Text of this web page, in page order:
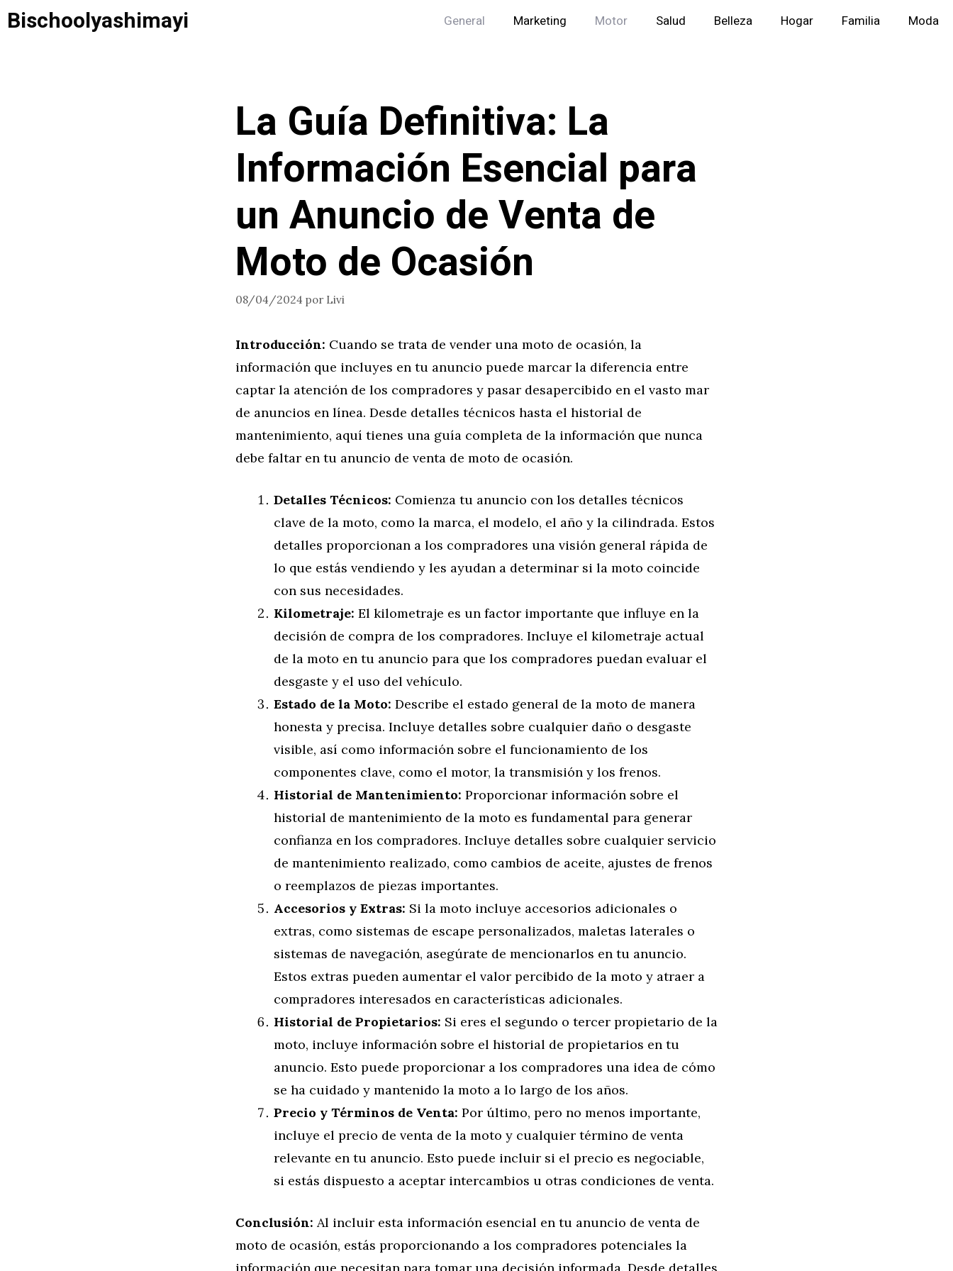
Saltar
alBischoolyashimayi General Marketing Motor Salud Belleza Hogar Familia Moda
La Guía Definitiva: La
Información Esencial para
un Anuncio de Venta de
Moto de Ocasión
08/04/2024 por Livi
Introducción: Cuando se trata de vender una moto de ocasión, la
información que incluyes en tu anuncio puede marcar la diferencia entre
captar la atención de los compradores y pasar desapercibido en el vasto mar
de anuncios en línea. Desde detalles técnicos hasta el historial de
mantenimiento, aquí tienes una guía completa de la información que nunca
debe faltar en tu anuncio de venta de moto de ocasión.
Detalles Técnicos: Comienza tu anuncio con los detalles técnicos
clave de la moto, como la marca, el modelo, el año y la cilindrada. Estos
detalles proporcionan a los compradores una visión general rápida de
lo que estás vendiendo y les ayudan a determinar si la moto coincide
con sus necesidades.
Kilometraje: El kilometraje es un factor importante que influye en la
decisión de compra de los compradores. Incluye el kilometraje actual
de la moto en tu anuncio para que los compradores puedan evaluar el
desgaste y el uso del vehículo.
Estado de la Moto: Describe el estado general de la moto de manera
honesta y precisa. Incluye detalles sobre cualquier daño o desgaste
visible, así como información sobre el funcionamiento de los
componentes clave, como el motor, la transmisión y los frenos.
Historial de Mantenimiento: Proporcionar información sobre el
historial de mantenimiento de la moto es fundamental para generar
confianza en los compradores. Incluye detalles sobre cualquier servicio
de mantenimiento realizado, como cambios de aceite, ajustes de frenos
o reemplazos de piezas importantes.
Accesorios y Extras: Si la moto incluye accesorios adicionales o
extras, como sistemas de escape personalizados, maletas laterales o
sistemas de navegación, asegúrate de mencionarlos en tu anuncio.
Estos extras pueden aumentar el valor percibido de la moto y atraer a
compradores interesados en características adicionales.
Historial de Propietarios: Si eres el segundo o tercer propietario de la
moto, incluye información sobre el historial de propietarios en tu
anuncio. Esto puede proporcionar a los compradores una idea de cómo
se ha cuidado y mantenido la moto a lo largo de los años.
Precio y Términos de Venta: Por último, pero no menos importante,
incluye el precio de venta de la moto y cualquier término de venta
relevante en tu anuncio. Esto puede incluir si el precio es negociable,
si estás dispuesto a aceptar intercambios u otras condiciones de venta.
Conclusión: Al incluir esta información esencial en tu anuncio de venta de
moto de ocasión, estás proporcionando a los compradores potenciales la
información que necesitan para tomar una decisión informada. Desde detalles